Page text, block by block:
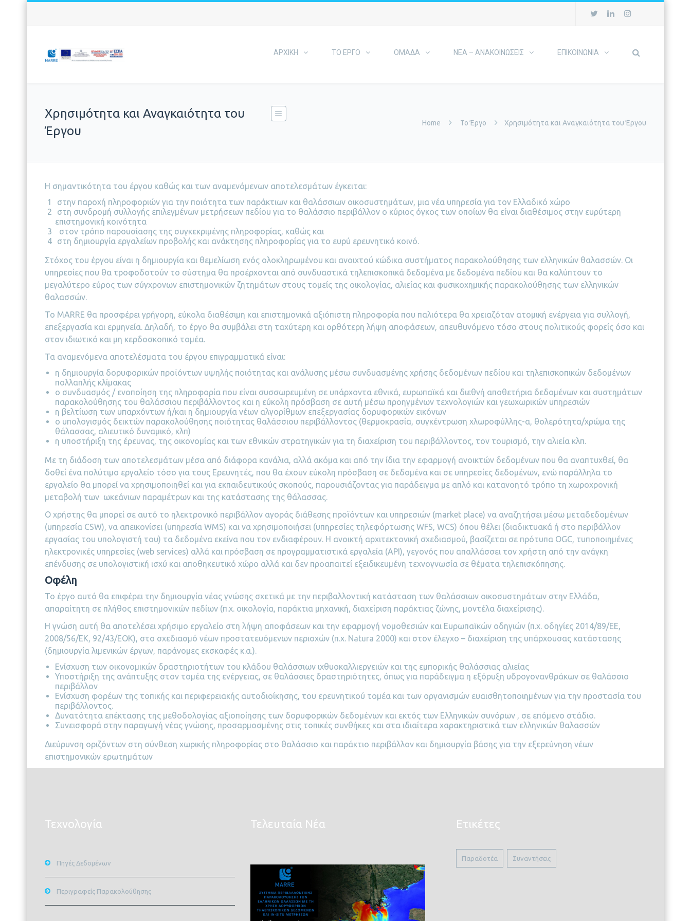
ΑΡΧΙΚΗ ΤΟ ΕΡΓΟ ΟΜΑΔΑ ΝΕΑ – ΑΝΑΚΟΙΝΩΣΕΙΣ ΕΠΙΚΟΙΝΩΝΙΑ
Χρησιμότητα και Αναγκαιότητα του
Έργου
Home Το Έργο Χρησιμότητα και Αναγκαιότητα του Έργου
Η σημαντικότητα του έργου καθώς και των αναμενόμενων αποτελεσμάτων έγκειται:
στην παροχή πληροφοριών για την ποιότητα των παράκτιων και θαλάσσιων οικοσυστημάτων, μια νέα υπηρεσία για τον Ελλαδικό χώρο
στη συνδρομή συλλογής επιλεγμένων μετρήσεων πεδίου για το θαλάσσιο περιβάλλον ο κύριος όγκος των οποίων θα είναι διαθέσιμος στην ευρύτερη
επιστημονική κοινότητα
στον τρόπο παρουσίασης της συγκεκριμένης πληροφορίας, καθώς και
στη δημιουργία εργαλείων προβολής και ανάκτησης πληροφορίας για το ευρύ ερευνητικό κοινό.
Στόχος του έργου είναι η δημιουργία και θεμελίωση ενός ολοκληρωμένου και ανοιχτού κώδικα συστήματος παρακολούθησης των ελληνικών θαλασσών. Οι
υπηρεσίες που θα τροφοδοτούν το σύστημα θα προέρχονται από συνδυαστικά τηλεπισκοπικά δεδομένα με δεδομένα πεδίου και θα καλύπτουν το
μεγαλύτερο εύρος των σύγχρονων επιστημονικών ζητημάτων στους τομείς της οικολογίας, αλιείας και φυσικοχημικής παρακολούθησης των ελληνικών
θαλασσών.
Το MARRE θα προσφέρει γρήγορη, εύκολα διαθέσιμη και επιστημονικά αξιόπιστη πληροφορία που παλιότερα θα χρειαζόταν ατομική ενέργεια για συλλογή,
επεξεργασία και ερμηνεία. Δηλαδή, το έργο θα συμβάλει στη ταχύτερη και ορθότερη λήψη αποφάσεων, απευθυνόμενο τόσο στους πολιτικούς φορείς όσο και
στον ιδιωτικό και μη κερδοσκοπικό τομέα.
Τα αναμενόμενα αποτελέσματα του έργου επιγραμματικά είναι:
η δημιουργία δορυφορικών προϊόντων υψηλής ποιότητας και ανάλυσης μέσω συνδυασμένης χρήσης δεδομένων πεδίου και τηλεπισκοπικών δεδομένων
πολλαπλής κλίμακας
ο συνδυασμός / ενοποίηση της πληροφορία που είναι συσσωρευμένη σε υπάρχοντα εθνικά, ευρωπαϊκά και διεθνή αποθετήρια δεδομένων και συστημάτων
παρακολούθησης του θαλάσσιου περιβάλλοντος και η εύκολη πρόσβαση σε αυτή μέσω προηγμένων τεχνολογιών και γεωχωρικών υπηρεσιών
η βελτίωση των υπαρχόντων ή/και η δημιουργία νέων αλγορίθμων επεξεργασίας δορυφορικών εικόνων
ο υπολογισμός δεικτών παρακολούθησης ποιότητας θαλάσσιου περιβάλλοντος (θερμοκρασία, συγκέντρωση χλωροφύλλης-α, θολερότητα/χρώμα της
θάλασσας, αλιευτικό δυναμικό, κλπ)
η υποστήριξη της έρευνας, της οικονομίας και των εθνικών στρατηγικών για τη διαχείριση του περιβάλλοντος, τον τουρισμό, την αλιεία κλπ.
Με τη διάδοση των αποτελεσμάτων μέσα από διάφορα κανάλια, αλλά ακόμα και από την ίδια την εφαρμογή ανοικτών δεδομένων που θα αναπτυχθεί, θα
δοθεί ένα πολύτιμο εργαλείο τόσο για τους Ερευνητές, που θα έχουν εύκολη πρόσβαση σε δεδομένα και σε υπηρεσίες δεδομένων, ενώ παράλληλα το
εργαλείο θα μπορεί να χρησιμοποιηθεί και για εκπαιδευτικούς σκοπούς, παρουσιάζοντας για παράδειγμα με απλό και κατανοητό τρόπο τη χωροχρονική
μεταβολή των ωκεάνιων παραμέτρων και της κατάστασης της θάλασσας.
Ο χρήστης θα μπορεί σε αυτό το ηλεκτρονικό περιβάλλον αγοράς διάθεσης προϊόντων και υπηρεσιών (market place) να αναζητήσει μέσω μεταδεδομένων
(υπηρεσία CSW), να απεικονίσει (υπηρεσία WMS) και να χρησιμοποιήσει (υπηρεσίες τηλεφόρτωσης WFS, WCS) όπου θέλει (διαδικτυακά ή στο περιβάλλον
εργασίας του υπολογιστή του) τα δεδομένα εκείνα που τον ενδιαφέρουν. Η ανοικτή αρχιτεκτονική σχεδιασμού, βασίζεται σε πρότυπα OGC, τυποποιημένες
ηλεκτρονικές υπηρεσίες (web services) αλλά και πρόσβαση σε προγραμματιστικά εργαλεία (API), γεγονός που απαλλάσσει τον χρήστη από την ανάγκη
επένδυσης σε υπολογιστική ισχύ και αποθηκευτικό χώρο αλλά και δεν προαπαιτεί εξειδικευμένη τεχνογνωσία σε θέματα τηλεπισκόπησης.
Οφέλη
Το έργο αυτό θα επιφέρει την δημιουργία νέας γνώσης σχετικά με την περιβαλλοντική κατάσταση των θαλάσσιων οικοσυστημάτων στην Ελλάδα,
απαραίτητη σε πλήθος επιστημονικών πεδίων (π.χ. οικολογία, παράκτια μηχανική, διαχείριση παράκτιας ζώνης, μοντέλα διαχείρισης).
Η γνώση αυτή θα αποτελέσει χρήσιμο εργαλείο στη λήψη αποφάσεων και την εφαρμογή νομοθεσιών και Ευρωπαϊκών οδηγιών (π.χ. οδηγίες 2014/89/ΕΕ,
2008/56/ΕΚ, 92/43/ΕΟΚ), στο σχεδιασμό νέων προστατευόμενων περιοχών (π.χ. Natura 2000) και στον έλεγχο – διαχείριση της υπάρχουσας κατάστασης
(δημιουργία λιμενικών έργων, παράνομες εκσκαφές κ.α.).
Ενίσχυση των οικονομικών δραστηριοτήτων του κλάδου θαλάσσιων ιχθυοκαλλιεργειών και της εμπορικής θαλάσσιας αλιείας
Υποστήριξη της ανάπτυξης στον τομέα της ενέργειας, σε θαλάσσιες δραστηριότητες, όπως για παράδειγμα η εξόρυξη υδρογονανθράκων σε θαλάσσιο
περιβάλλον
Ενίσχυση φορέων της τοπικής και περιφερειακής αυτοδιοίκησης, του ερευνητικού τομέα και των οργανισμών ευαισθητοποιημένων για την προστασία του
περιβάλλοντος.
Δυνατότητα επέκτασης της μεθοδολογίας αξιοποίησης των δορυφορικών δεδομένων και εκτός των Ελληνικών συνόρων , σε επόμενο στάδιο.
Συνεισφορά στην παραγωγή νέας γνώσης, προσαρμοσμένης στις τοπικές συνθήκες και στα ιδιαίτερα χαρακτηριστικά των ελληνικών θαλασσών
Διεύρυνση οριζόντων στη σύνθεση χωρικής πληροφορίας στο θαλάσσιο και παράκτιο περιβάλλον και δημιουργία βάσης για την εξερεύνηση νέων
επιστημονικών ερωτημάτων
Τεχνολογία
Πηγές Δεδομένων
Περιγραφείς Παρακολούθησης
Τελευταία Νέα Ετικέτες
Παραδοτέα Συναντήσεις